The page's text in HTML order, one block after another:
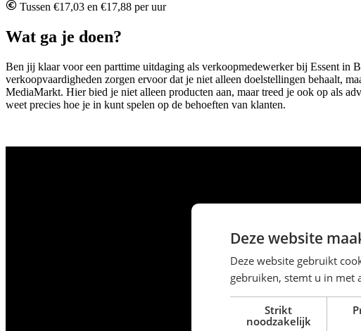
Tussen €17,03 en €17,88 per uur
Wat ga je doen?
Ben jij klaar voor een parttime uitdaging als verkoopmedewerker bij Essent in
verkoopvaardigheden zorgen ervoor dat je niet alleen doelstellingen behaalt,
MediaMarkt. Hier bied je niet alleen producten aan, maar treed je ook op als
weet precies hoe je in kunt spelen op de behoeften van klanten.
Deze website
Deze website gebruikt
gebruiken, stemt u in met
Strikt
noodzakelijk